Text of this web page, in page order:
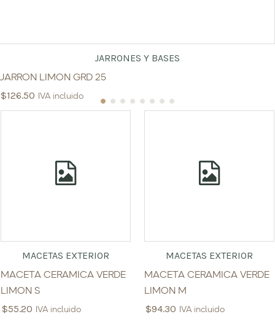
JARRONES Y BASES
JARRON LIMON GRD 25
$126.50 IVA incluido
MACETAS EXTERIOR
MACETA CERAMICA VERDE
LIMON S
$55.20 IVA incluido
MACETAS EXTERIOR
MACETA CERAMICA VERDE
LIMON M
$94.30 IVA incluido